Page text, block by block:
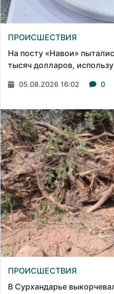
ПРОИСШЕСТВИЯ
На посту «Навои»
тысяч долларов,
05.08.2026 16:02 0
ПРОИСШЕСТВИЯ
В Сурхандарье